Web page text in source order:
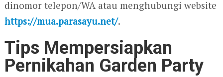
dinomor telepon/WA atau menghubungi website
https://mua.parasayu.net/.
Tips Mempersiapkan
Pernikahan Garden Party